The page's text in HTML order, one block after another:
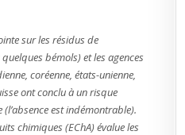
sur les résidus de
quelques bémols) et les agences
coréenne, états-unienne,
ont conclu à un risque
est indémontrable).
chimiques (EChA) évalue les